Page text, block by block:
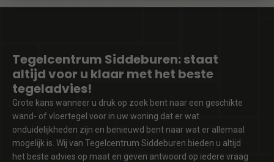
Tegelcentrum Siddeburen: staat
altijd voor u klaar met het beste
tegeladvies!
Grote kans wanneer u druk op zoek bent naar een geschikte
wand- of vloertegel voor in uw woning dat er wat
onduidelijkheden zijn en benieuwd bent naar wat er allemaal
mogelijk is. Wij van Tegelcentrum Siddeburen bieden u altijd
het beste advies op maat en geven antwoord op iedere vraag